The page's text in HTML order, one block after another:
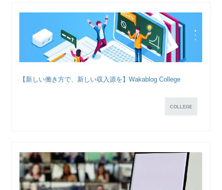
【新しい働き方で、新しい収入源を】Wakablog College
COLLEGE